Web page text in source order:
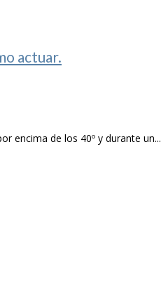
actuar.
encima de los 40º y durante un...